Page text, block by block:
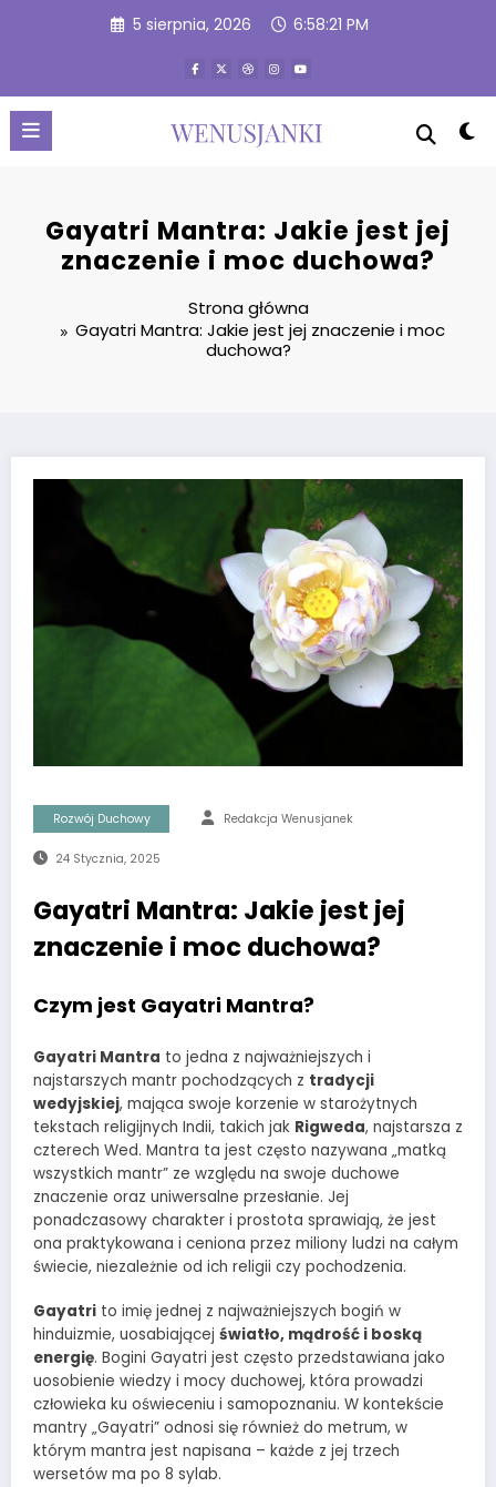
5 sierpnia, 2026 6:58:22 PM
Gayatri Mantra: Jakie jest jej
znaczenie i moc duchowa?
Strona główna
Gayatri Mantra: Jakie jest jej znaczenie i moc
duchowa?
Rozwój Duchowy Redakcja Wenusjanek
24 Stycznia, 2025
Gayatri Mantra: Jakie jest jej
znaczenie i moc duchowa?
Czym jest Gayatri Mantra?
Gayatri Mantra to jedna z najważniejszych i
najstarszych mantr pochodzących z tradycji
wedyjskiej, mająca swoje korzenie w starożytnych
tekstach religijnych Indii, takich jak Rigweda, najstarsza z
czterech Wed. Mantra ta jest często nazywana „matką
wszystkich mantr” ze względu na swoje duchowe
znaczenie oraz uniwersalne przesłanie. Jej
ponadczasowy charakter i prostota sprawiają, że jest
ona praktykowana i ceniona przez miliony ludzi na całym
świecie, niezależnie od ich religii czy pochodzenia.
Gayatri to imię jednej z najważniejszych bogiń w
hinduizmie, uosabiającej światło, mądrość i boską
energię. Bogini Gayatri jest często przedstawiana jako
uosobienie wiedzy i mocy duchowej, która prowadzi
człowieka ku oświeceniu i samopoznaniu. W kontekście
mantry „Gayatri” odnosi się również do metrum, w
którym mantra jest napisana – każde z jej trzech
wersetów ma po 8 sylab.